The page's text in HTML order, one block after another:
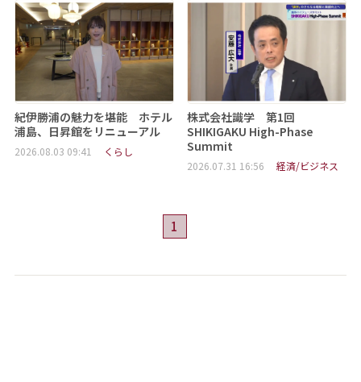
紀伊勝浦の魅力を堪能 ホテル
浦島、日昇館をリニューアル
2026.08.03 09:41 くらし
株式会社識学 第1回
SHIKIGAKU High-Phase
Summit
2026.07.31 16:56 経済/ビジネス
1